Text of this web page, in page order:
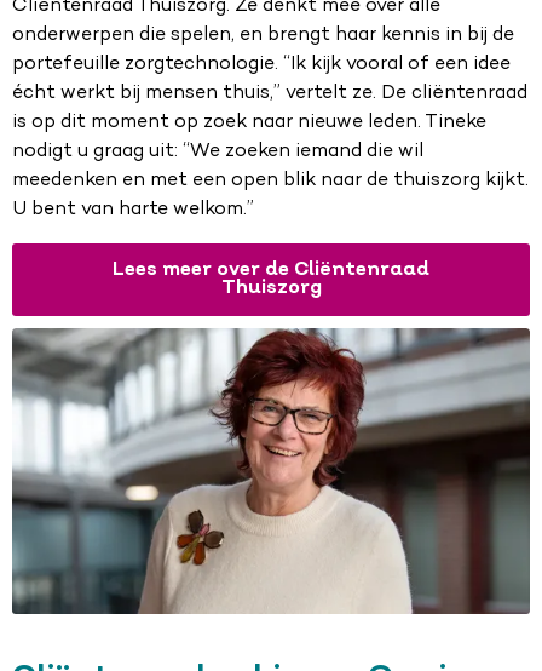
Cliëntenraad Thuiszorg. Ze denkt mee over alle
onderwerpen die spelen, en brengt haar kennis in bij de
portefeuille zorgtechnologie. “Ik kijk vooral of een idee
écht werkt bij mensen thuis,” vertelt ze. De cliëntenraad
is op dit moment op zoek naar nieuwe leden. Tineke
nodigt u graag uit: “We zoeken iemand die wil
meedenken en met een open blik naar de thuiszorg kijkt.
U bent van harte welkom.”
Lees meer over de Cliëntenraad
Thuiszorg